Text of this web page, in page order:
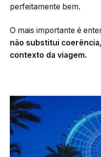
perfeitamente bem.
O mais importante é
não substitui
contexto da viagem.